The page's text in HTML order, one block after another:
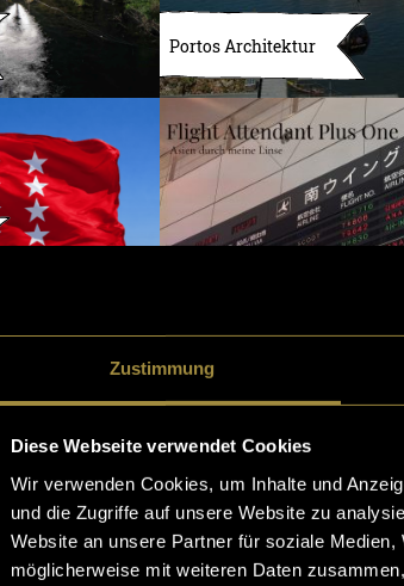
Zustimmung
Diese Webseite verwendet Cookies
Wir verwenden Cookies, um Inhalte und
und die Zugriffe auf unsere Website zu
Website an unsere Partner für soziale
möglicherweise mit weiteren Daten
Portos Architektur